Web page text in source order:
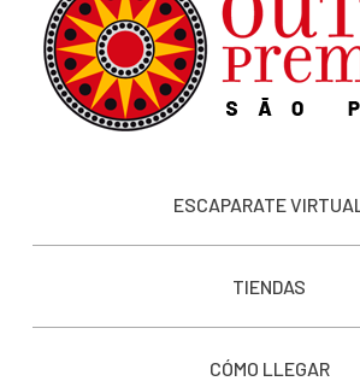
ESCAPARATE VIRTUAL
TIENDAS
CÓMO LLEGAR